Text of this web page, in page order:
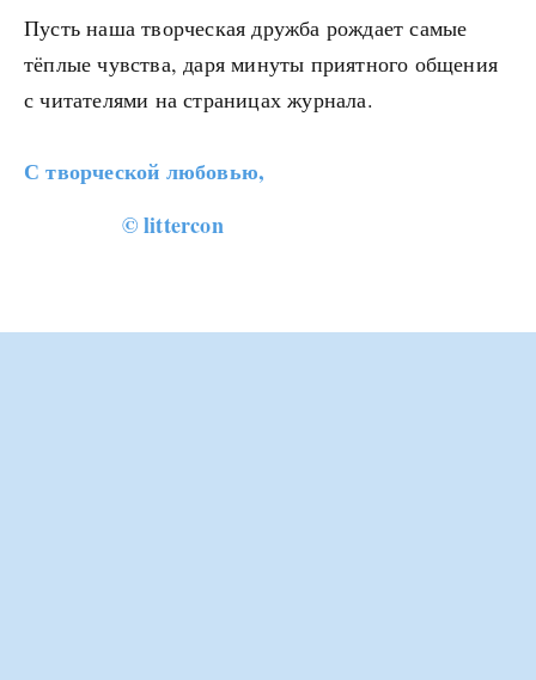
Пусть наша творческая дружба рождает самые
тёплые чувства, даря минуты приятного общения
с читателями на страницах журнала.
С творческой любовью,
© littercon